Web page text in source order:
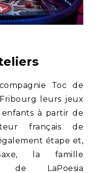
Toc de
leurs jeux
à partir de
français de
étape et,
la famille
de LaPoesia